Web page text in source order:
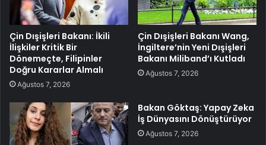
Çin Dışişleri Bakanı: İkili
İlişkiler Kritik Bir
Dönemeçte, Filipinler
Doğru Kararlar Almalı
Ağustos 7, 2026
Çin Dışişleri Bakanı Wang,
İngiltere’nin Yeni Dışişleri
Bakanı Miliband’ı Kutladı
Ağustos 7, 2026
Bakan Göktaş: Yapay Zeka
İş Dünyasını Dönüştürüyor
Ağustos 7, 2026